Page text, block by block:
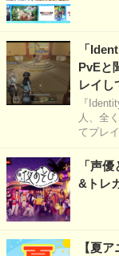
「
PvEと
レイし
『
人、全
てプレ
「声
&トレ
【夏ア